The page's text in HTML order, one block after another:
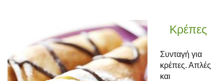
Κρέπες
Συνταγή για
κρέπες. Απλές
και